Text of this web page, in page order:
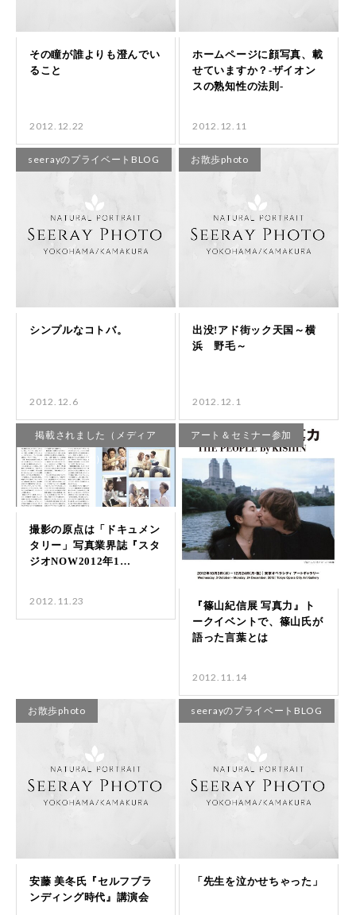
2012.12.22 2012.12.11
seerayのプライベートBLOG
2012.12.6
お散歩photo
2012.12.1
掲載されました（メディア
他）
2012.11.23
アート＆セミナー参加
2012.11.14
お散歩photo seerayのプライベートBLOG